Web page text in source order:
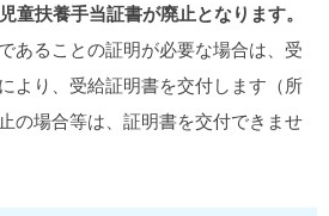
童扶養手当証書が廃止となります。
あることの証明が必要な場合は、受
より、受給証明書を交付します（所
の場合等は、証明書を交付できませ